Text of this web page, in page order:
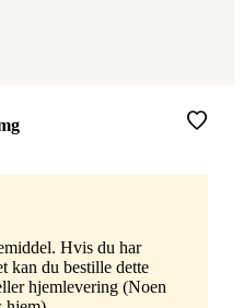
Hvis du har
kan du bestille dette
hjemlevering (Noen